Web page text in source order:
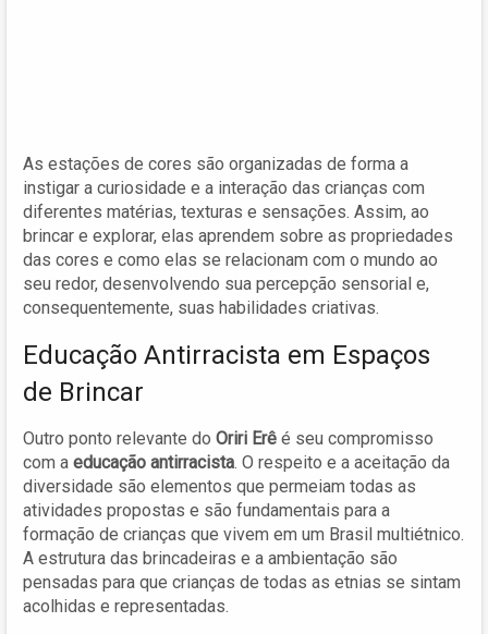
As estações de cores são organizadas de forma a
instigar a curiosidade e a interação das crianças com
diferentes matérias, texturas e sensações. Assim, ao
brincar e explorar, elas aprendem sobre as propriedades
das cores e como elas se relacionam com o mundo ao
seu redor, desenvolvendo sua percepção sensorial e,
consequentemente, suas habilidades criativas.
Educação Antirracista em Espaços
de Brincar
Outro ponto relevante do Oriri Erê é seu compromisso
com a educação antirracista. O respeito e a aceitação da
diversidade são elementos que permeiam todas as
atividades propostas e são fundamentais para a
formação de crianças que vivem em um Brasil multiétnico.
A estrutura das brincadeiras e a ambientação são
pensadas para que crianças de todas as etnias se sintam
acolhidas e representadas.